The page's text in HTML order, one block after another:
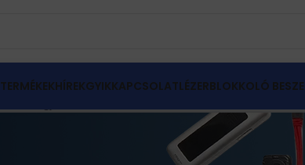
TERMÉKEKHÍREKGYIKKAPCSOLATLÉZERBLOKKOLÓ